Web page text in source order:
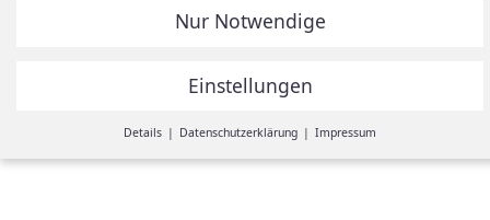
Die durchgestrichenen Preise entsprechen dem bisherigen
© Spiegelando 2024
Withdraw from contract
Nur Notwendige
Einstellungen
Details Datenschutzerklärung Impressum
Einstellungen